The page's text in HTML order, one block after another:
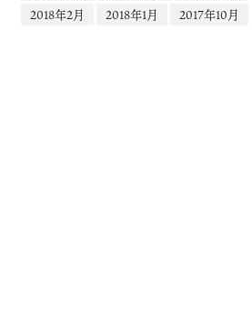
2018年2月
2018年1月 2017年10月